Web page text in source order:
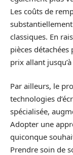
Les coûts de
classiques. En
pièces
prix allant
Par ailleurs, le
technologies
spécialisée,
Adopter une
quiconque
Prendre soin de